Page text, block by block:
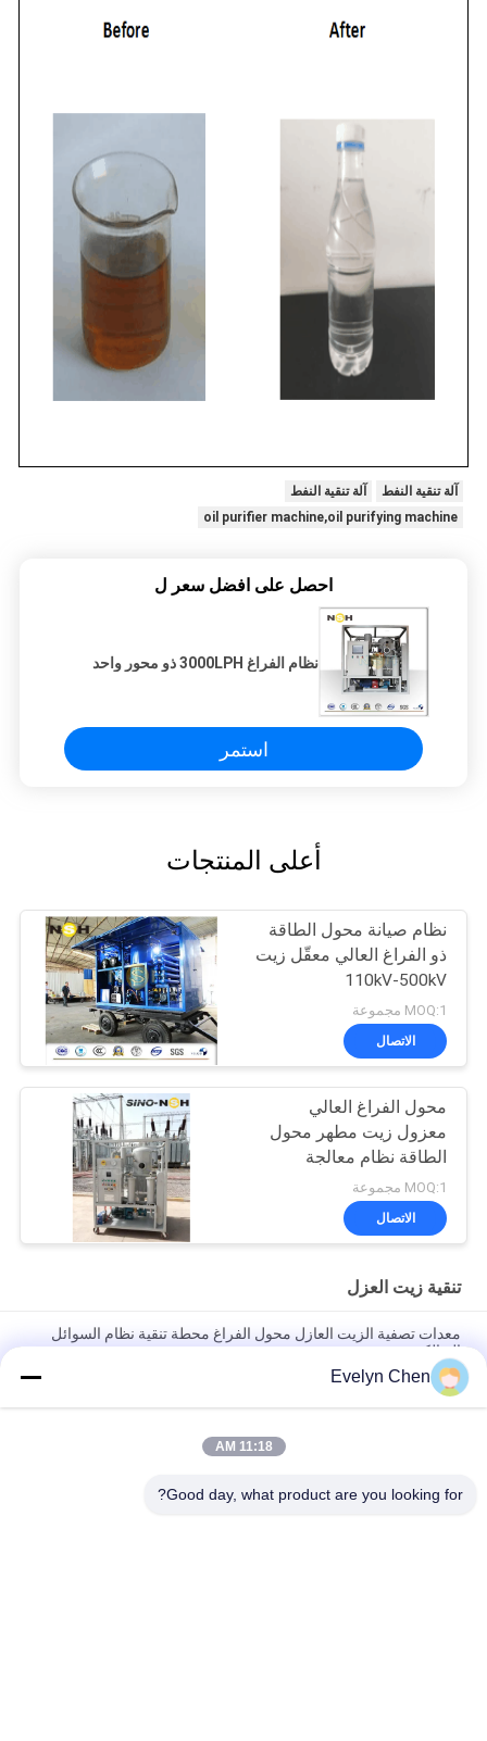
آلة تنقية النفط
آلة تنقية النفط
oil purifier machine,oil purifying machine
احصل على افضل سعر ل
نظام الفراغ 3000LPH ذو محور واحد
استمر
أعلى المنتجات
نظام صيانة محول الطاقة
ذو الفراغ العالي معقّل زيت
110kV-500kV
MOQ:1 مجموعة
الاتصال
محول الفراغ العالي
معزول زيت مطهر محول
الطاقة نظام معالجة
الصيانة
MOQ:1 مجموعة
الاتصال
تنقية زيت العزل
معدات تصفية الزيت العازل محول الفراغ محطة تنقية نظام السوائل
الديالكترونية
تصفية النفط من محول النفايات آلة التطهير إزالة المياه العازلة معالجة
السوائل
وحدة متنقلة لتنقية الزيت العازل، نظام الترشيح الدقيق، آلة معالجة
Evelyn Chen
11:18 AM
Good day, what product are you looking for?